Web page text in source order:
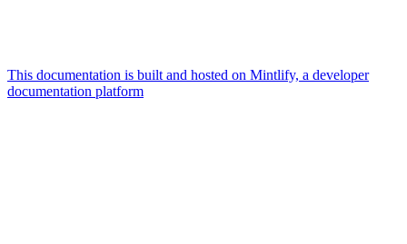
This documentation is built and hosted on Mintlify, a developer
documentation platform